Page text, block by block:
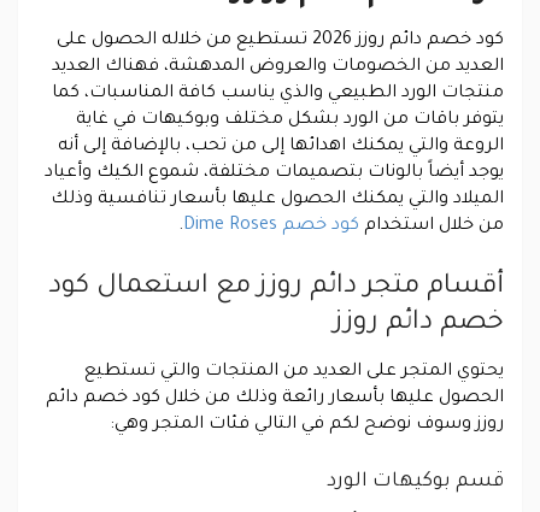
كود خصم دائم روزز 2026 تستطيع من خلاله الحصول على
العديد من الخصومات والعروض المدهشة، فهناك العديد
منتجات الورد الطبيعي والذي يناسب كافة المناسبات، كما
يتوفر باقات من الورد بشكل مختلف وبوكيهات في غاية
الروعة والتي يمكنك اهدائها إلى من تحب، بالإضافة إلى أنه
يوجد أيضاً بالونات بتصميمات مختلفة، شموع الكيك وأعياد
الميلاد والتي يمكنك الحصول عليها بأسعار تنافسية وذلك
من خلال استخدام كود خصم Dime Roses .
أقسام متجر دائم روزز مع استعمال كود
خصم دائم روزز
يحتوي المتجر على العديد من المنتجات والتي تستطيع
الحصول عليها بأسعار رائعة وذلك من خلال كود خصم دائم
روزز وسوف نوضح لكم في التالي فئات المتجر وهي:
قسم بوكيهات الورد